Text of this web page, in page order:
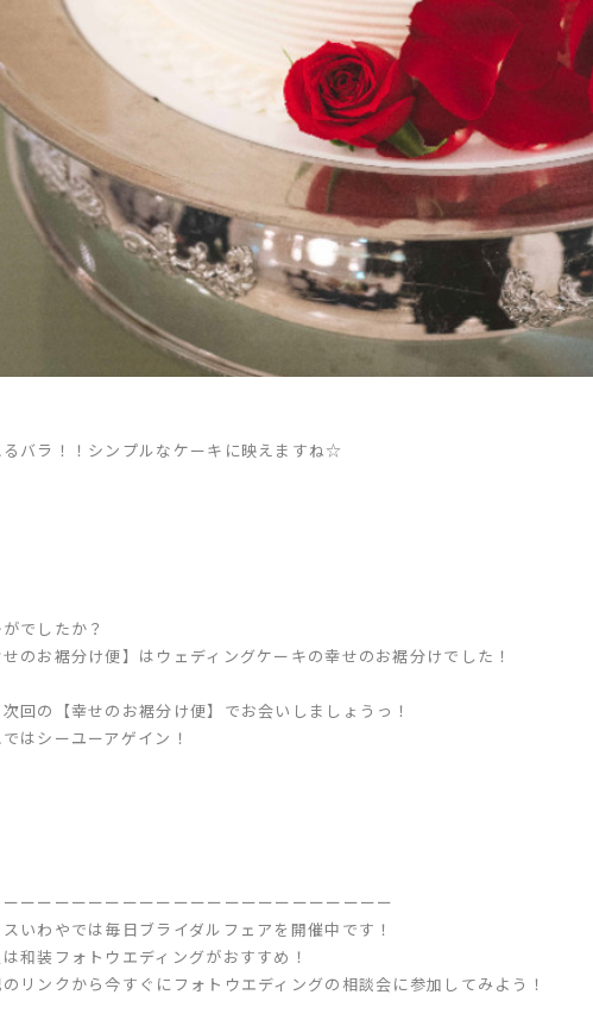
バラ！！シンプルなケーキに映えますね☆
でしたか？
のお裾分け便】はウェディングケーキの幸せのお裾分けでした！
回の【幸せのお裾分け便】でお会いしましょうっ！
はシーユーアゲイン！
ーーーーーーーーーーーーーーーーーーーーーー
いわやでは毎日ブライダルフェアを開催中です！
和装フォトウエディングがおすすめ！
リンクから今すぐにフォトウエディングの相談会に参加してみよう！